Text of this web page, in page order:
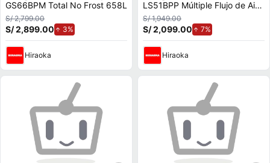
GS66BPM Total No Frost 658L
S/ 2,799.00
S/ 2,899.00 3%
Hiraoka
LS51BPP Múltiple Flujo de Aire
509L
S/ 1,949.00
S/ 2,099.00 7%
Hiraoka